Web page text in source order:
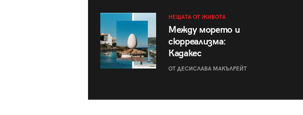
НЕЩАТА ОТ ЖИВОТА
Между морето и
сюрреализма:
Кадакес
ОТ ДЕСИСЛАВА МАКЪЛРЕЙТ